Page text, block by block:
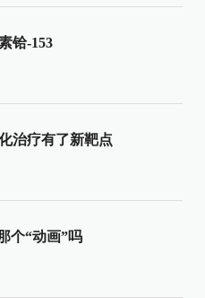
铪-153
治疗有了新靶点
个“动画”吗